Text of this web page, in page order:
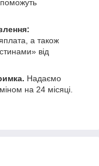
а також
від
Надаємо
на 24 місяці.